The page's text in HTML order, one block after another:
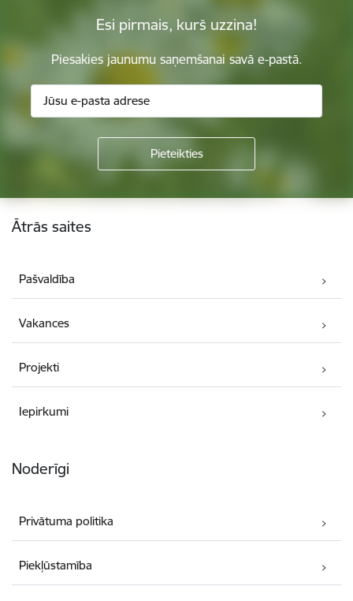
Esi pirmais, kurš uzzina!
Piesakies jaunumu saņemšanai savā e-pastā.
Kājene
Ātrās saites
Pašvaldība
Vakances
Projekti
Iepirkumi
Noderīgi
Privātuma politika
Piekļūstamība